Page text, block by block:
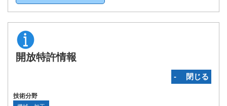
開放特許情報
‐ 閉じる
技術分野